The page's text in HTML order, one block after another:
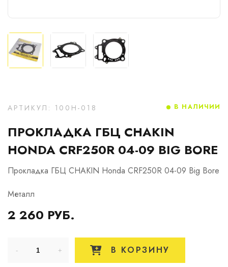
АРТИКУЛ: 100H-018
ПРОКЛАДКА ГБЦ CHAKIN
HONDA CRF250R 04-09 BIG BORE
Прокладка ГБЦ CHAKIN Honda CRF250R 04-09 Big Bore
Металл
2 260 РУБ.
В НАЛИЧИИ
В КОРЗИНУ